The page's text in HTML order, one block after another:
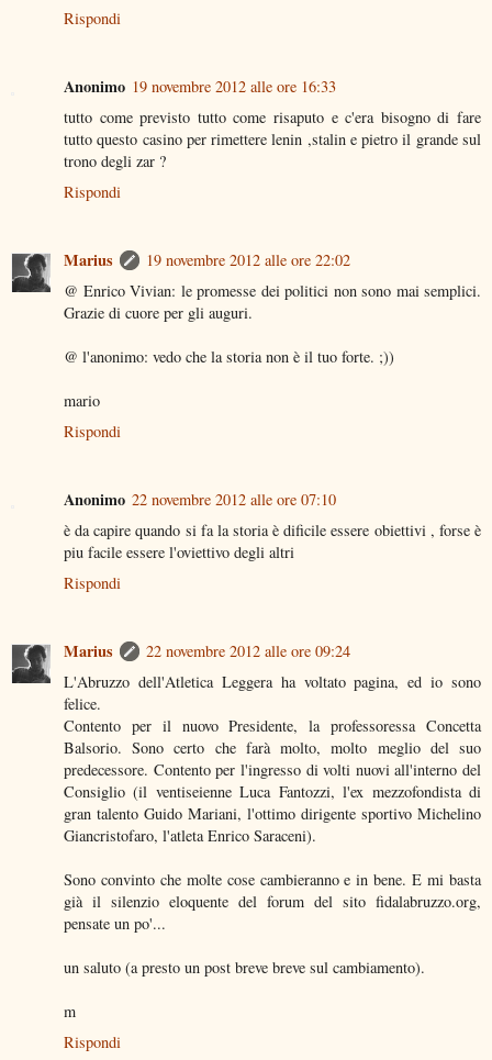
Rispondi
Anonimo 19 novembre 2012 alle ore 16:33
tutto come previsto tutto come risaputo e c'era bisogno di fare
tutto questo casino per rimettere lenin ,stalin e pietro il grande sul
trono degli zar ?
Rispondi
Marius
19 novembre 2012 alle ore 22:02
@ Enrico Vivian: le promesse dei politici non sono mai semplici.
Grazie di cuore per gli auguri.
@ l'anonimo: vedo che la storia non è il tuo forte. ;))
mario
Rispondi
Anonimo 22 novembre 2012 alle ore 07:10
è da capire quando si fa la storia è dificile essere obiettivi , forse è
piu facile essere l'oviettivo degli altri
Rispondi
Marius
22 novembre 2012 alle ore 09:24
L'Abruzzo dell'Atletica Leggera ha voltato pagina, ed io sono
felice.
Contento per il nuovo Presidente, la professoressa Concetta
Balsorio. Sono certo che farà molto, molto meglio del suo
predecessore. Contento per l'ingresso di volti nuovi all'interno del
Consiglio (il ventiseienne Luca Fantozzi, l'ex mezzofondista di
gran talento Guido Mariani, l'ottimo dirigente sportivo Michelino
Giancristofaro, l'atleta Enrico Saraceni).
Sono convinto che molte cose cambieranno e in bene. E mi basta
già il silenzio eloquente del forum del sito fidalabruzzo.org,
pensate un po'...
un saluto (a presto un post breve breve sul cambiamento).
m
Rispondi